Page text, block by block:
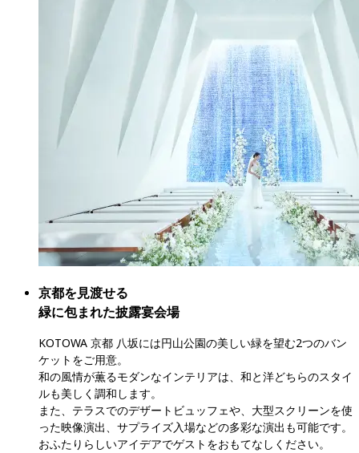
京都を見渡せる
緑に包まれた披露宴会場
KOTOWA 京都 八坂には円山公園の美しい緑を望む2つのバン
ケットをご用意。
和の風情が薫るモダンなインテリアは、和と洋どちらのスタイ
ルも美しく調和します。
また、テラスでのデザートビュッフェや、大型スクリーンを使
った映像演出、サプライズ入場などの多彩な演出も可能です。
おふたりらしいアイデアでゲストをおもてなしください。